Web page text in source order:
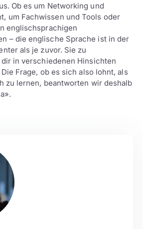
Ob es um Networking und
um Fachwissen und Tools oder
englischsprachigen
– die englische Sprache ist in der
als je zuvor. Sie zu
in verschiedenen Hinsichten
Frage, ob es sich also lohnt, als
zu lernen, beantworten wir deshalb